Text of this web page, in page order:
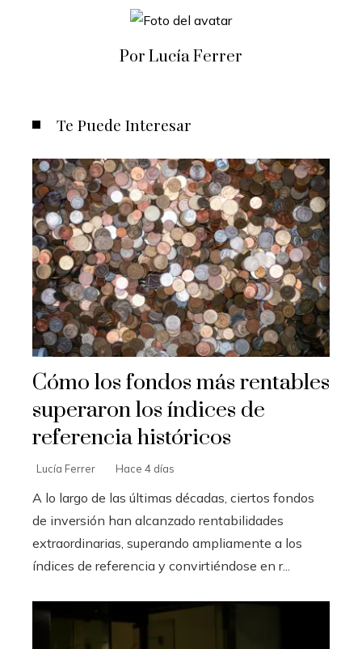
Por Lucía Ferrer
Te Puede Interesar
Cómo los fondos más rentables
superaron los índices de
referencia históricos
Lucía Ferrer Hace 4 días
A lo largo de las últimas décadas, ciertos fondos
de inversión han alcanzado rentabilidades
extraordinarias, superando ampliamente a los
índices de referencia y convirtiéndose en r...